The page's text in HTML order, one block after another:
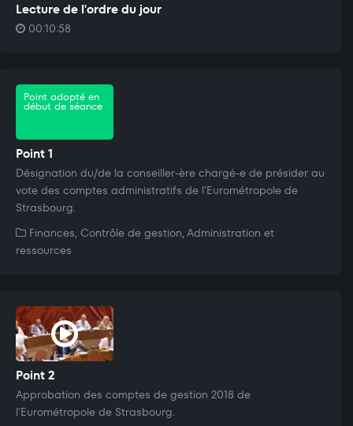
Lecture de l'ordre du jour
00:10:58
Point adopté en
début de séance
Point 1
Désignation du/de la conseiller-ère chargé-e de présider au
vote des comptes administratifs de l'Eurométropole de
Strasbourg.
Finances, Contrôle de gestion, Administration et
ressources
Point 2
Approbation des comptes de gestion 2018 de
l'Eurométropole de Strasbourg.